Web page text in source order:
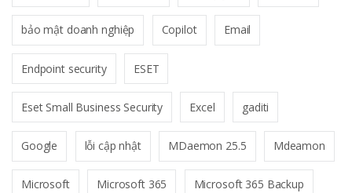
bảo mật doanh nghiệp Copilot Email
Endpoint security ESET
Eset Small Business Security Excel gaditi
Google lỗi cập nhật MDaemon 25.5 Mdeamon
Microsoft Microsoft 365 Microsoft 365 Backup